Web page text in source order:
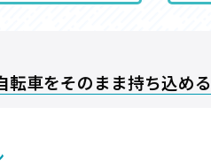
転車をそのまま持ち込める